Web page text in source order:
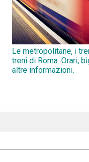
Le metropolitane, i
treni di Roma. Orari,
altre informazioni.